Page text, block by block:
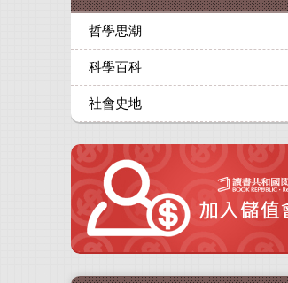
哲學思潮
科學百科
社會史地